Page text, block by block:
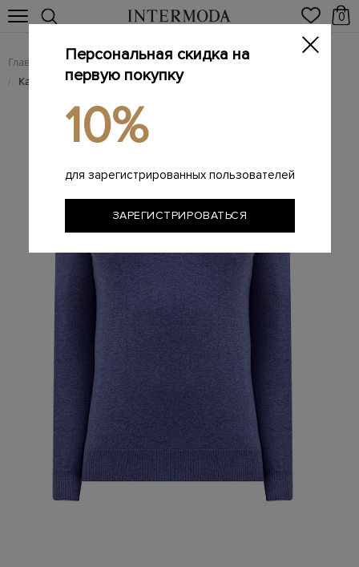
0
Главная Мужчинам / Одежда / Поло
/ Кашемировый джемпер-поло с застежкой на пуговицы
Персональная скидка на
первую покупку
10%
для зарегистрированных пользователей
ЗАРЕГИСТРИРОВАТЬСЯ